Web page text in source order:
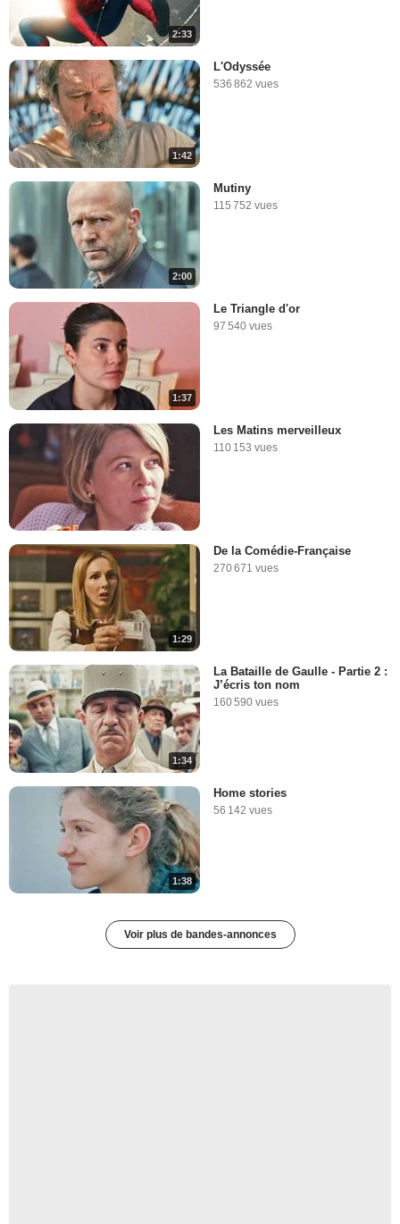
2:33
1:42
L'Odyssée
536 862 vues
2:00
Mutiny
115 752 vues
1:37
Le Triangle d'or
97 540 vues
Les Matins merveilleux
110 153 vues
1:29
De la Comédie-Française
270 671 vues
1:34
La Bataille de Gaulle - Partie 2 :
J’écris ton nom
160 590 vues
1:38
Home stories
56 142 vues
Voir plus de bandes-annonces